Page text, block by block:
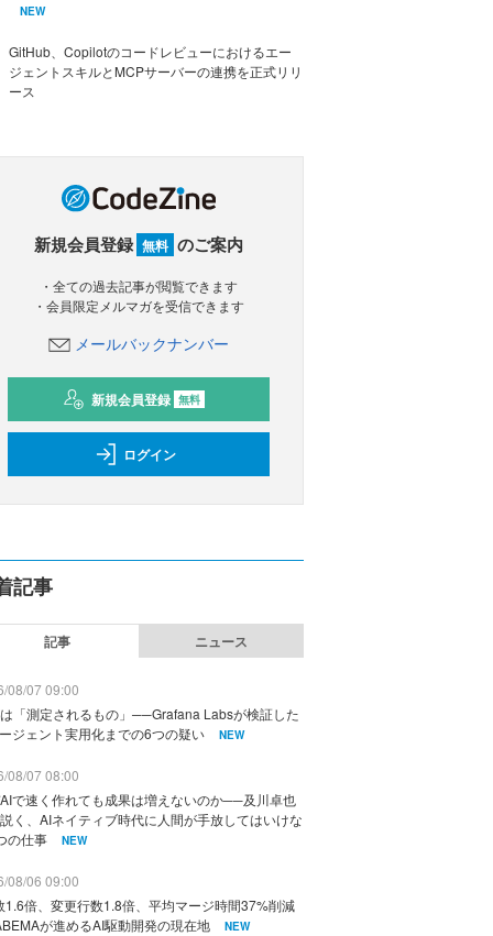
NEW
GitHub、Copilotのコードレビューにおけるエー
ジェントスキルとMCPサーバーの連携を正式リリ
ース
新規会員登録 無料 のご案内
・全ての過去記事が閲覧できます
・会員限定メルマガを受信できます
メールバックナンバー
新規会員登録 無料
ログイン
記事
記事 ニュース
08/07 09:00
「測定されるもの」──Grafana Labsが検証した
ジェント実用化までの6つの疑い
NEW
08/07 08:00
で速く作れても成果は増えないのか──及川卓也
く、AIネイティブ時代に人間が手放してはいけな
の仕事
NEW
08/06 09:00
1.6倍、変更行数1.8倍、平均マージ時間37%削減
が進めるAI駆動開発の現在地
NEW